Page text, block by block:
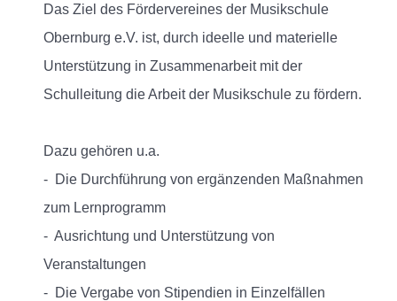
Das Ziel des Fördervereines der Musikschule
Obernburg e.V. ist, durch ideelle und materielle
Unterstützung in Zusammenarbeit mit der
Schulleitung die Arbeit der Musikschule zu fördern.
Dazu gehören u.a.
- Die Durchführung von ergänzenden Maßnahmen
zum Lernprogramm
- Ausrichtung und Unterstützung von
Veranstaltungen
- Die Vergabe von Stipendien in Einzelfällen